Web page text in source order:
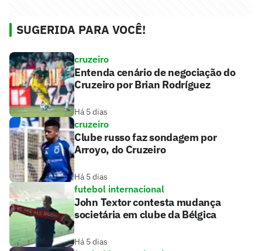
SUGERIDA PARA VOCÊ!
cruzeiro
Entenda cenário de negociação do
Cruzeiro por Brian Rodríguez
Há 5 dias
cruzeiro
Clube russo faz sondagem por
Arroyo, do Cruzeiro
Há 5 dias
futebol internacional
John Textor contesta mudança
societária em clube da Bélgica
Há 5 dias